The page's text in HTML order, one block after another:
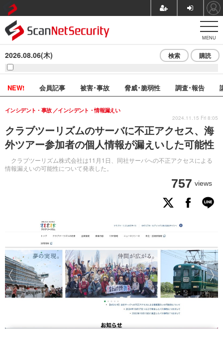
MENU
2026.08.06(木) 検索 購読
NEW! 会員記事 被害･事故 脅威･脆弱性 調査･報告
クラブツーリズムのサーバに不正アクセス、海
外ツアー参加者の個人情報が漏えいした可能性
クラブツーリズム株式会社は11月1日、同社サーバへの不正アクセスによる
情報漏えいの可能性について発表した。
インシデント・事故 インシデント・情報漏えい
757 views
2024.11.15 Fri 8:05